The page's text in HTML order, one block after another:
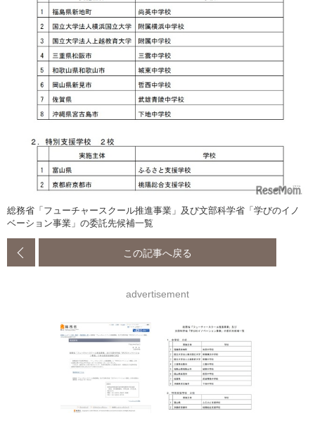
総務省「フューチャースクール推進事業」及び文部科学省「学びのイノ
ベーション事業」の委託先候補一覧
この記事へ戻る
advertisement